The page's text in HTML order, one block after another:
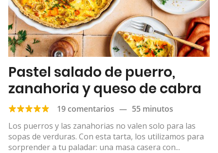
Pastel salado de puerro,
zanahoria y queso de cabra
19 comentarios — 55 minutos
Los puerros y las zanahorias no valen solo para las
sopas de verduras. Con esta tarta, los utilizamos para
sorprender a tu paladar: una masa casera con...